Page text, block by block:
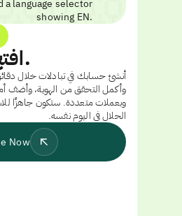
افتح حسابك.
أنشئ حسابك في تبادلات خلال
وأكمل التحقق من الهوية، وأضف
وبعملات متعددة. ستكون جاهزًا
الحلال في اليوم نفسه.
Now